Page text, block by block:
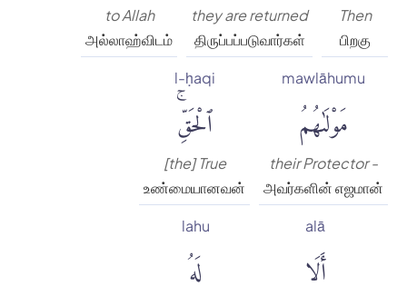
Then
பிறகு
they are returned
திருப்பப்படுவார்கள்
to Allah
அல்லாஹ்விடம்
mawlāhumu
مَوْلَىٰهُمُ
their Protector -
அவர்களின் எஜமான்
l-ḥaqi
ٱلْحَقِّۚ
[the] True
உண்மையானவன்
alā
أَلَا
lahu
لَهُ